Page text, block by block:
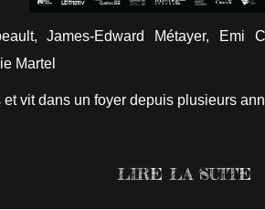
James-Edward Métayer, Emi
Martel
et vit dans un foyer depuis plusieurs
LIRE LA SUITE